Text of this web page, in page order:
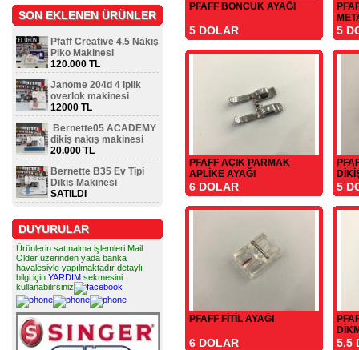
SON EKLENEN ÜRÜNLER
Pfaff Creative 4.5 Nakış
Piko Makinesi
120.000 TL
Janome 204d 4 iplik
overlok makinesi
12000 TL
Bernette05 ACADEMY
dikiş nakış makinesi
20.000 TL
Bernette B35 Ev Tipi
Dikiş Makinesi
SATILDI
DUYURULAR
Ürünlerin satınalma işlemleri Mail
Older üzerinden yada banka
havalesiyle yapılmaktadır detaylı
bilgi için YARDIM sekmesini
kullanabilirsiniz
PFAFF BONCUK AYAĞI
5 DOLAR 5
PFAFF AÇIK PARMAK
APLİKE AYAĞI
6 DOLAR 5
PFAFF FİTİL AYAĞI
6 DOLAR 5.5